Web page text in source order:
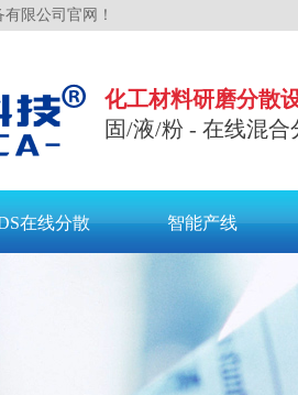
限公司官网！
化工材料研磨分
固/液/粉 - 在线混
在线分散 智能产线